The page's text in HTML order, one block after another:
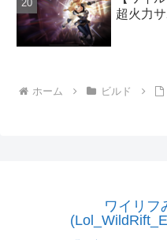
超火力
ホーム ビルド
ワイリフ